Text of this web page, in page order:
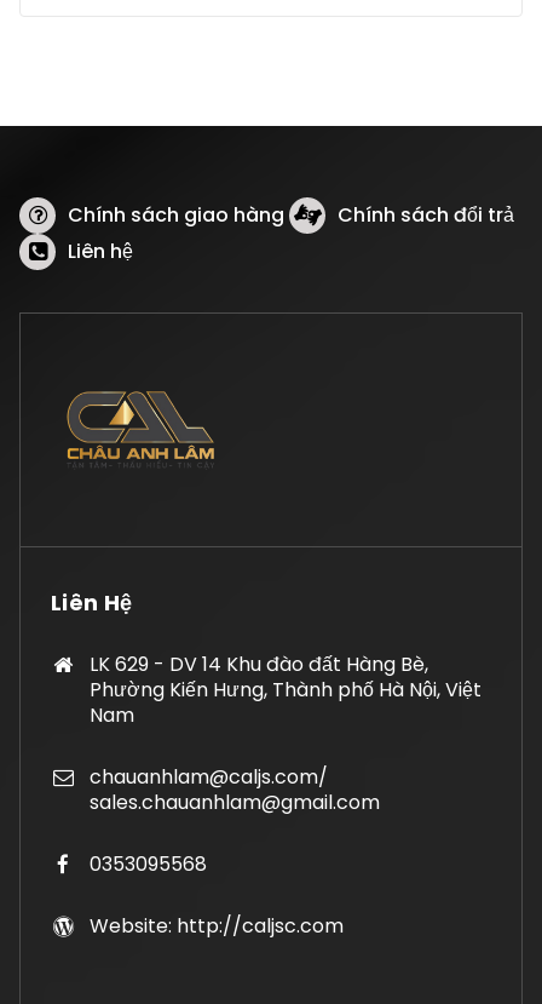
Chính sách giao hàng
Chính sách đổi trả
Liên hệ
Liên Hệ
LK 629 - DV 14 Khu đào đất Hàng Bè,
Phường Kiến Hưng, Thành phố Hà Nội, Việt
Nam
chauanhlam@caljs.com/
sales.chauanhlam@gmail.com
0353095568
Website: http://caljsc.com